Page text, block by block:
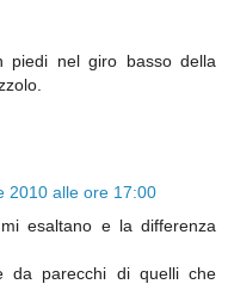
piedi nel giro basso della
2010 alle ore 17:00
esaltano e la differenza
da parecchi di quelli che